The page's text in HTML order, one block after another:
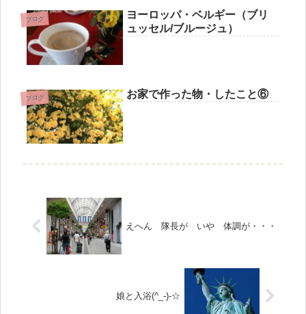
ブログ
ヨーロッパ・ベルギー（ブリ
ュッセル/ブルージュ）
ブログ お家で作った物・したこと⑥
えへん 隊長が いや 体調が・・・
娘と入浴(^_-)-☆